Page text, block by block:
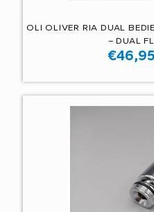
OLI OLIVER RIA DUAL
– DUAL
€46,95